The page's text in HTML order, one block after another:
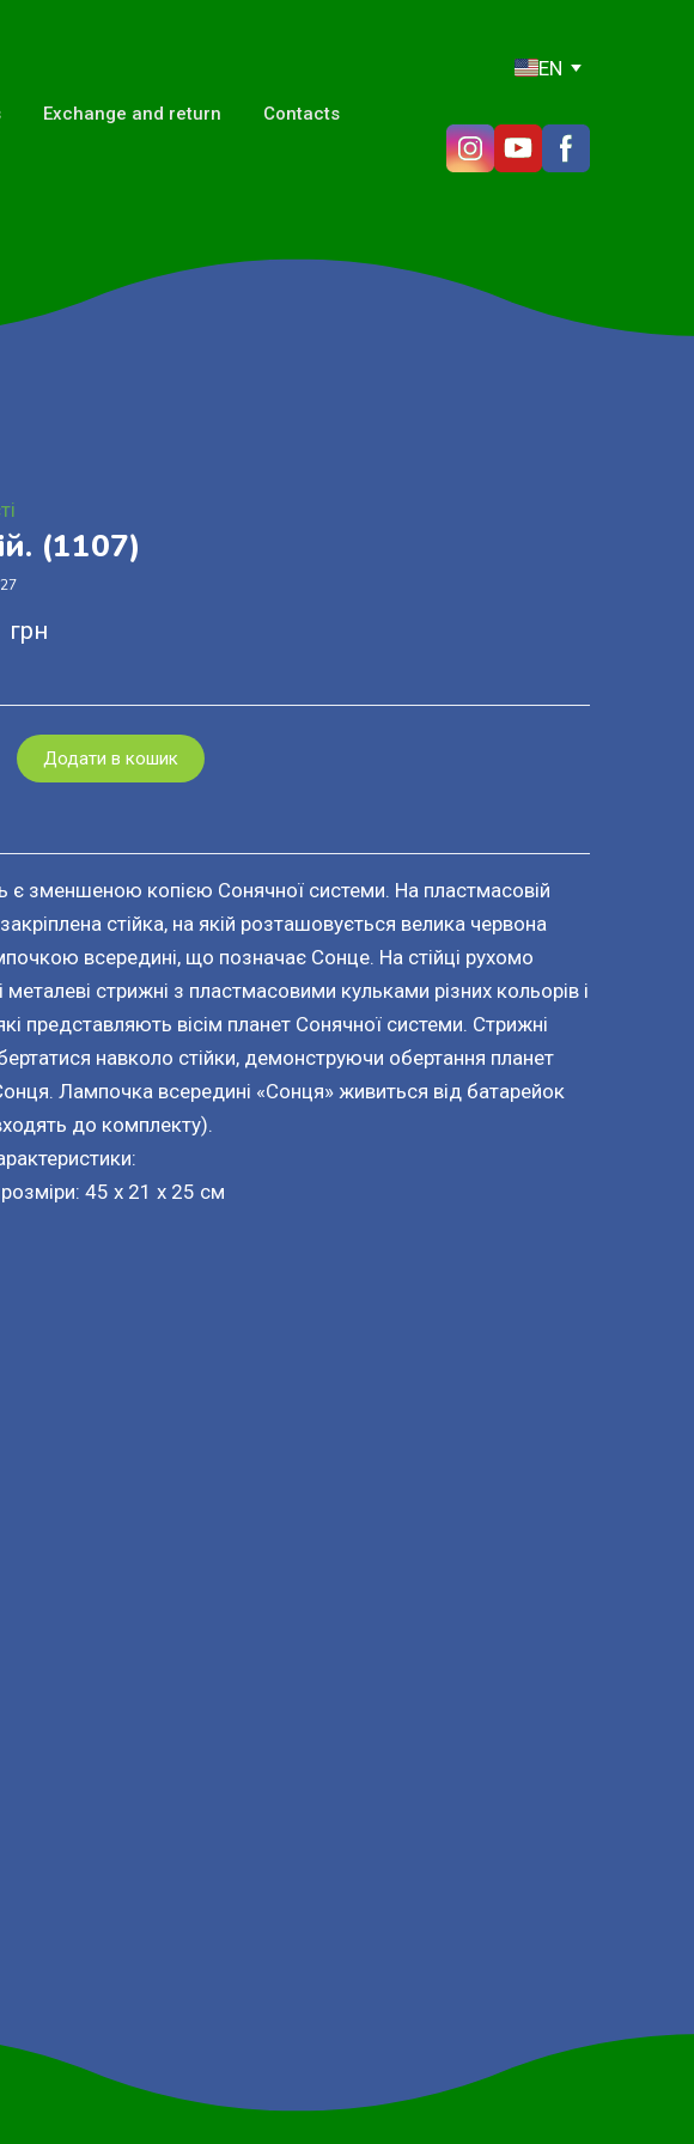
Exchange and return Contacts
EN
(1107)
грн
Додати в кошик
є зменшеною копією Сонячної системи. На пластмасовій
закріплена стійка, на якій розташовується велика червона
всередині, що позначає Сонце. На стійці рухомо
металеві стрижні з пластмасовими кульками різних кольорів і
представляють вісім планет Сонячної системи. Стрижні
навколо стійки, демонструючи обертання планет
Лампочка всередині «Сонця» живиться від батарейок
до комплекту).
розміри: 45 x 21 x 25 см